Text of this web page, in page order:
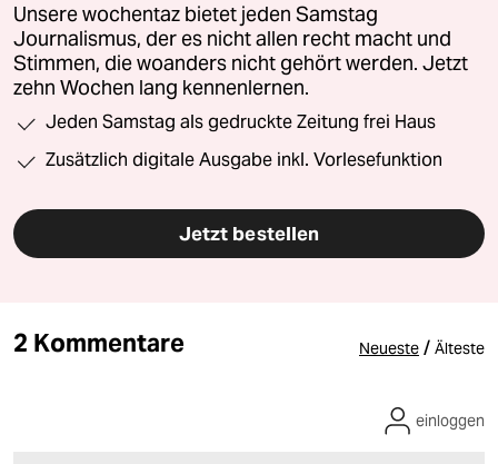
Unsere wochentaz bietet jeden Samstag
Journalismus, der es nicht allen recht macht und
Stimmen, die woanders nicht gehört werden. Jetzt
zehn Wochen lang kennenlernen.
Jeden Samstag als gedruckte Zeitung frei Haus
Zusätzlich digitale Ausgabe inkl. Vorlesefunktion
Jetzt bestellen
2 Kommentare Neueste / Älteste
einloggen